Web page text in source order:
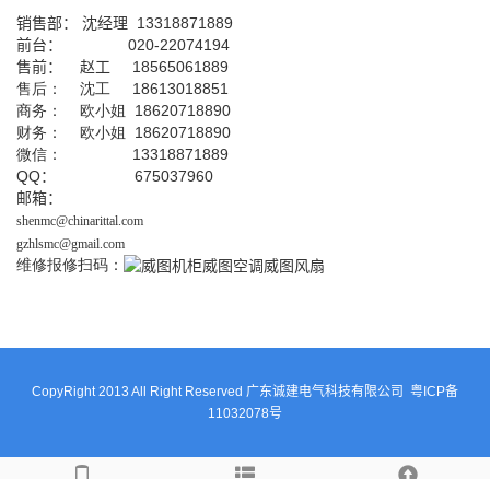
销售部： 沈经理 13318871889
前台： 020-22074194
售前： 赵工 18565061889
售后： 沈工 18613018851
商务： 欧小姐 18620718890
财务： 欧小姐 18620718890
微信： 13318871889
QQ： 675037960
邮箱：
shenmc@chinarittal.com
gzhlsmc@gmail.com
维修报修扫码：
CopyRight 2013 All Right Reserved 广东诚建电气科技有限公司 粤ICP备
11032078号